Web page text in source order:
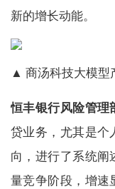
新的增长动能。
▲ 商汤科技大模型
恒丰银行风险管理
贷业务，尤其是个
向，进行了系统
量竞争阶段，增速